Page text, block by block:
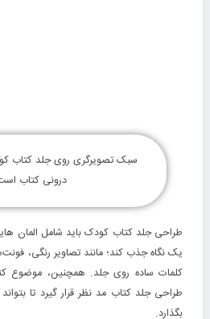
سبک تصویرگری روی جلد کتاب
درونی کتاب
طراحی جلد کتاب کودک باید شامل المان
یک نگاه جذب کند؛ مانند تصاویر رنگی،
کلمات ساده روی جلد. همچنین، موضوع
طراحی جلد کتاب مد نظر قرار گیرد تا
بگذارد.